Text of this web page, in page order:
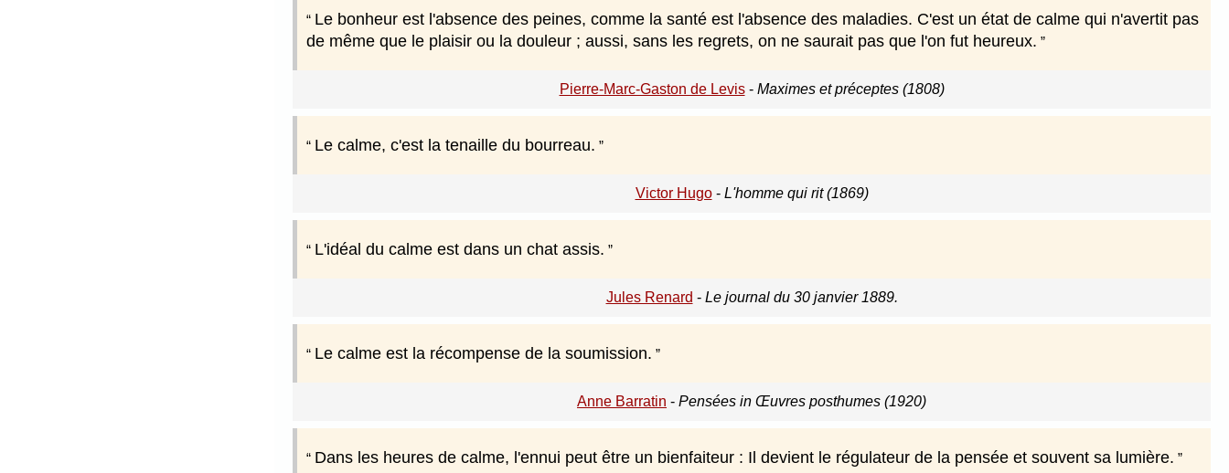
Le bonheur est l'absence des peines, comme la santé est l'absence des maladies. C'est un état de calme qui n'avertit pas
de même que le plaisir ou la douleur ; aussi, sans les regrets, on ne saurait pas que l'on fut heureux.
Pierre-Marc-Gaston de Levis- Maximes et préceptes (1808)
Le calme, c'est la tenaille du bourreau.
Victor Hugo- L'homme qui rit (1869)
L'idéal du calme est dans un chat assis.
Jules Renard - Le journal du 30 janvier 1889.
Le calme est la récompense de la soumission.
Anne Barratin - Pensées in Œuvres posthumes (1920)
Dans les heures de calme, l'ennui peut être un bienfaiteur : Il devient le régulateur de la pensée et souvent sa lumière.